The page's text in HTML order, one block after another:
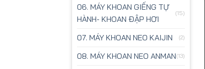
06. MÁY KHOAN GIẾNG TỰ
HÀNH- KHOAN ĐẬP HƠI
(15)
07. MÁY KHOAN NEO KAIJIN (2)
08. MÁY KHOAN NEO ANMAN(13)